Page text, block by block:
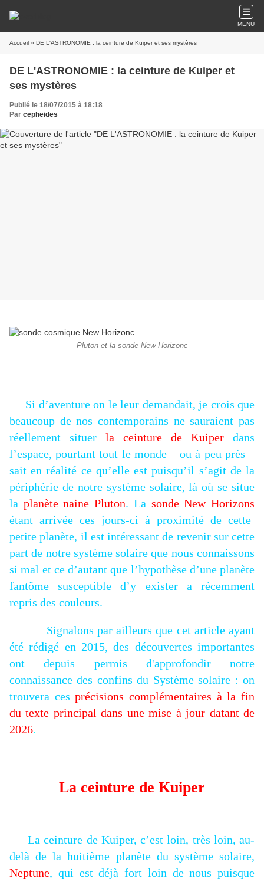
MENU
Accueil » DE L'ASTRONOMIE : la ceinture de Kuiper et ses mystères
DE L'ASTRONOMIE : la ceinture de Kuiper et
ses mystères
Publié le 18/07/2015 à 18:18
Par cepheides
Pluton et la sonde New Horizonc
Si d’aventure on le leur demandait, je crois que
beaucoup de nos contemporains ne sauraient pas
réellement situer la ceinture de Kuiper dans
l’espace, pourtant tout le monde – ou à peu près –
sait en réalité ce qu’elle est puisqu’il s’agit de la
périphérie de notre système solaire, là où se situe
la planète naine Pluton. La sonde New Horizons
étant arrivée ces jours-ci à proximité de cette
petite planète, il est intéressant de revenir sur cette
part de notre système solaire que nous connaissons
si mal et ce d’autant que l’hypothèse d’une planète
fantôme susceptible d’y exister a récemment
repris des couleurs.
Signalons par ailleurs que cet article ayant
été rédigé en 2015, des découvertes importantes
ont depuis permis d'approfondir notre
connaissance des confins du Système solaire : on
trouvera cesprécisions complémentaires à la fin
du texte principal dans une mise à jour datant de
2026.
La ceinture de Kuiper
La ceinture de Kuiper, c’est loin, très loin, au-
delà de la huitième planète du système solaire,
Neptune, qui est déjà fort loin de nous puisque